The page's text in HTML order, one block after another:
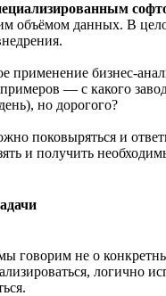
объёмом данных. В
применение бизнес-
— с какого
но дорогого?
поковыряться и
и получить
говорим не о
логично